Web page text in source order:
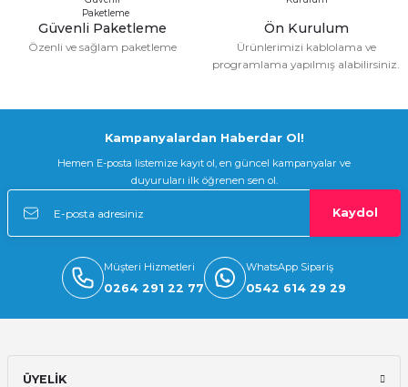
Güvenli Paketleme
Özenli ve sağlam paketleme
Ön Kurulum
Ürünlerimizi kablolama ve
programlama yapılmış alabilirsiniz.
Kampanyalardan Haberdar Ol!
Hemen E-posta listemize kayıt ol, en güncel kampanyalar ve
duyuruları ilk öğrenen sen ol.
Kaydol
Müşteri Hizmetleri
0264 291 22 77
WhatsApp Sipariş
0542 614 29 29
ÜYELİK